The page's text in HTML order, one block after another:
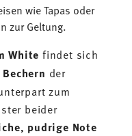
wie Tapas oder
zur Geltung.
White findet sich
der
zum
beider
pudrige Note